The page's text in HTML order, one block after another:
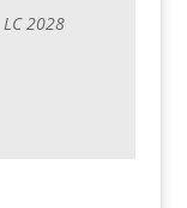
LC 2028